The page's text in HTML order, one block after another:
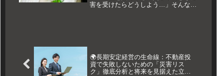
害を受けたらどうしよう…」そんな不
🌍長期安定経営の生命線：不動産投
資で失敗しないための「災害リス
ク」徹底分析と将来を見据えた立地